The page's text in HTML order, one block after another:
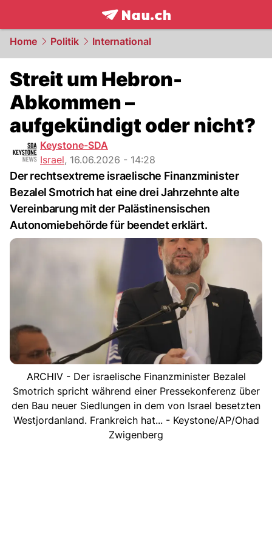
frontpage.NAU.ch
Home Politik International
Streit um Hebron-
Abkommen –
aufgekündigt oder nicht?
Keystone-SDA
Israel, 16.06.2026 - 14:28
Der rechtsextreme israelische Finanzminister
Bezalel Smotrich hat eine drei Jahrzehnte alte
Vereinbarung mit der Palästinensischen
Autonomiebehörde für beendet erklärt.
ARCHIV - Der israelische Finanzminister Bezalel
Smotrich spricht während einer Pressekonferenz über
den Bau neuer Siedlungen in dem von Israel besetzten
Westjordanland. Frankreich hat... - Keystone/AP/Ohad
Zwigenberg